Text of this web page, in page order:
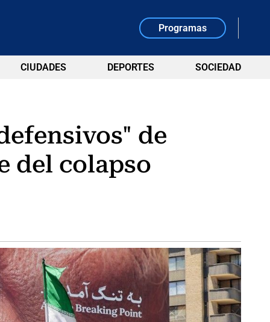
Programas
CIUDADES DEPORTES SOCIEDAD
de
del colapso